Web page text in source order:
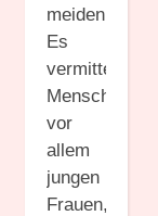
meiden.
Es
vermittelt
Menschen,
vor
allem
jungen
Frauen,